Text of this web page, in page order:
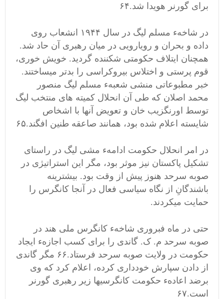
برای گورنر هویدا شد.۶۴
در شاخهء مسلم لیگ در سال ۱۹۴۴ انشعاب روی
داده و بحران و رویارویی در میان رهبری آن حاد شد.
همچنان ایتلاف حکومتی شکننده گردید. خویش خوری،
قوم پرستی و اختلاس بیروکراسی را بدتر میساختند.
خبر مطبوعاتی منشی شعبهء مسلم لیگ منصور
محمد اصلان که طی آن انحلال کمیته های منتخب لیگ
توسط اورنگزیب خان و تعویض آنها با اشخاص
شایسته اعلام شده بود، همانند صاعقه طنین افگند.۶۵
در امر انحلال حکومت ادامهء مشی لیگ در راستای
تشکیل پاکستان نیز موثر بود، مگر این استراتیژی در
صوبه سرحد هنوز پیش از وقت بود. بیشترینه
باشندگانِ از نگاه سیاسی فعال در آنجا کانگرس را
حمایت میکردند.
حتی در ماه فبروری شاخهء کانگرس ملی هند در
صوبه سرحد م. ک. گاندی را برای کسب اجازهء ایجاد
حکومت در ولایت صوبه سرحد فرستاد.۶۶ مگر گاندی
از دادن سپارش خودداری کرده، اعلام کرد که وی
برضد اعادهء حکومت کانگرسیها زیر رهبری گورنر
است.۶۷